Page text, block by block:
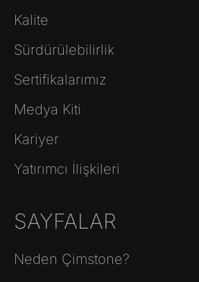
Kalite
Sürdürülebilirlik
Sertifikalarımız
Medya Kiti
Kariyer
Yatırımcı İlişkileri
SAYFALAR
Neden Çimstone?